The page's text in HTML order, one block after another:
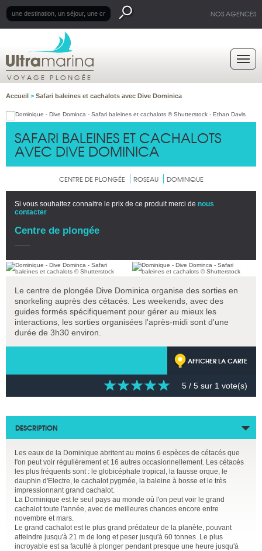
NOS AGENCES
VOYAGE PLONGÉE
Accueil > Safari baleines et cachalots avec Dive Dominica
SAFARI BALEINES ET CACHALOTS
AVEC DIVE DOMINICA
CENTRE DE PLONGÉE ROSEAU DOMINIQUE
Si vous souhaitez connaitre le prix de ce produit merci de nous
contacter
Centre de plongée
Le centre de plongée Dive Dominica organise des sorties en
snorkeling auprès des cétacés. Les weekends, avec des
guides formés spécifiquement pour gérer au mieux les
interactions, les sorties organisées l'après-midi sont d'une
durée de 3h30 environ.
AFFICHER LA CARTE
5 / 5 sur 1 vote(s)
DESCRIPTION
Les eaux de la Dominique abritent au moins 6 espèces de cétacés que
l'on peut voir régulièrement et 16 autres occasionnellement. Les cétacés
les plus fréquents sont : le globicéphale tropical, la fausse orque, le
dauphin d'Electre, le cachalot pygmée, la baleine à bosse et le très
impressionnant grand cachalot.
La Dominique est le seul pays au monde où l'on peut voir le grand
cachalot toute l'année, avec de meilleures chances encore entre
novembre et mars.
Le grand cachalot est le plus grand prédateur de la planète, pouvant
atteindre jusqu'à 21 m de long et peser jusqu'à 60 tonnes. Le plus
incroyable est sa faculté à plonger pendant presque une heure jusqu'à